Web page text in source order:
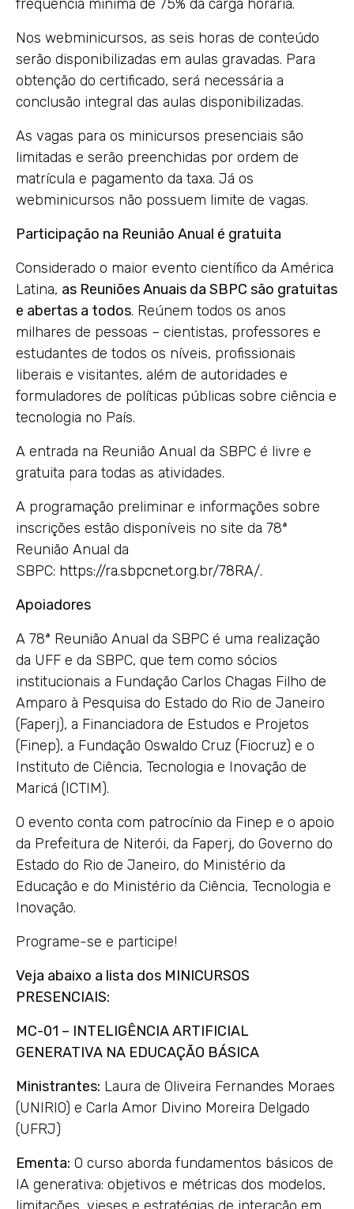
frequência mínima de 75% da carga horária.
Nos webminicursos, as seis horas de conteúdo
serão disponibilizadas em aulas gravadas. Para
obtenção do certificado, será necessária a
conclusão integral das aulas disponibilizadas.
As vagas para os minicursos presenciais são
limitadas e serão preenchidas por ordem de
matrícula e pagamento da taxa. Já os
webminicursos não possuem limite de vagas.
Participação na Reunião Anual é gratuita
Considerado o maior evento científico da América
Latina, as Reuniões Anuais da SBPC são gratuitas
e abertas a todos. Reúnem todos os anos
milhares de pessoas – cientistas, professores e
estudantes de todos os níveis, profissionais
liberais e visitantes, além de autoridades e
formuladores de políticas públicas sobre ciência e
tecnologia no País.
A entrada na Reunião Anual da SBPC é livre e
gratuita para todas as atividades.
A programação preliminar e informações sobre
inscrições estão disponíveis no site da 78ª
Reunião Anual da
SBPC: https://ra.sbpcnet.org.br/78RA/.
Apoiadores
A 78ª Reunião Anual da SBPC é uma realização
da UFF e da SBPC, que tem como sócios
institucionais a Fundação Carlos Chagas Filho de
Amparo à Pesquisa do Estado do Rio de Janeiro
(Faperj), a Financiadora de Estudos e Projetos
(Finep), a Fundação Oswaldo Cruz (Fiocruz) e o
Instituto de Ciência, Tecnologia e Inovação de
Maricá (ICTIM).
O evento conta com patrocínio da Finep e o apoio
da Prefeitura de Niterói, da Faperj, do Governo do
Estado do Rio de Janeiro, do Ministério da
Educação e do Ministério da Ciência, Tecnologia e
Inovação.
Programe-se e participe!
Veja abaixo a lista dos MINICURSOS
PRESENCIAIS:
MC-01 – INTELIGÊNCIA ARTIFICIAL
GENERATIVA NA EDUCAÇÃO BÁSICA
Ministrantes: Laura de Oliveira Fernandes Moraes
(UNIRIO) e Carla Amor Divino Moreira Delgado
(UFRJ)
Ementa: O curso aborda fundamentos básicos de
IA generativa: objetivos e métricas dos modelos,